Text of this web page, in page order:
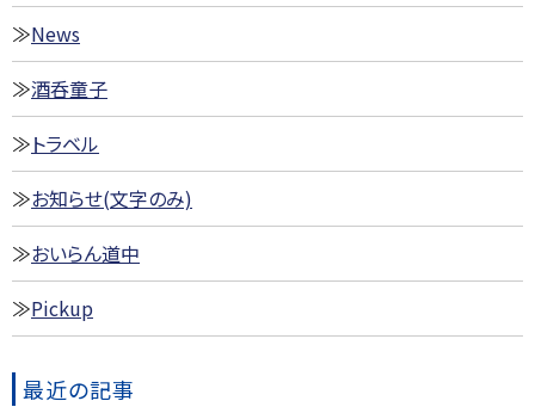
News
酒呑童子
トラベル
お知らせ(文字のみ)
おいらん道中
Pickup
最近の記事